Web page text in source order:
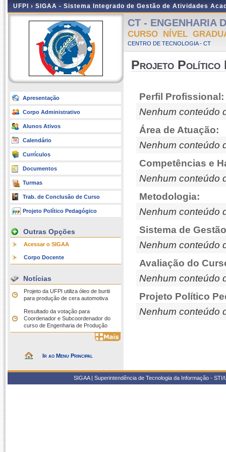
UFPI › SIGAA - Sistema Integrado de Gestão de Atividades
Apresentação
Corpo Administrativo
Alunos Ativos
Calendário
Currículos
Documentos
Turmas
Trab. de Conclusão de Curso
Projeto Político Pedagógico
Outras Opções
Acessar o SIGAA
Corpo Docente
Notícias
Projeto da UFPI utiliza óleo de buriti
para produção de cera automotiva
Resultado da votação para
Coordenador e Subcoordenador do
curso de Engenharia de Produção
Ir ao Menu Principal
CT - ENGENHARIA
CURSO NÍVEL
CENTRO DE TECNOLOGIA - CT
Projeto Político
Perfil Profissional:
Nenhum conteúdo
Área de Atuação:
Nenhum conteúdo
Competências e
Nenhum conteúdo
Metodologia:
Nenhum conteúdo
Sistema de
Nenhum conteúdo
Avaliação do
Nenhum conteúdo
Projeto Político
Nenhum conteúdo
SIGAA | Superintendência de Tecnologia da Informação -